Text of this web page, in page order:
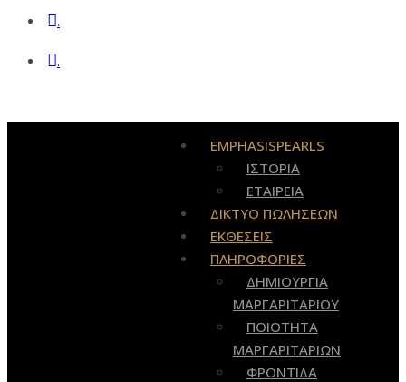
.
.
EMPHASISPEARLS
ΙΣΤΟΡΙΑ
ΕΤΑΙΡΕΙΑ
ΔΙΚΤΥΟ ΠΩΛΗΣΕΩΝ
ΕΚΘΕΣΕΙΣ
ΠΛΗΡΟΦΟΡΙΕΣ
ΔΗΜΙΟΥΡΓΙΑ
ΜΑΡΓΑΡΙΤΑΡΙΟΥ
ΠΟΙΟΤΗΤΑ
ΜΑΡΓΑΡΙΤΑΡΙΩΝ
ΦΡΟΝΤΙΔΑ